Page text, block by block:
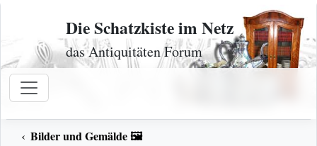
Zum Inhalt
Die Schatzkiste im Netz
das Antiquitäten Forum
Bilder und Gemälde 🖼️